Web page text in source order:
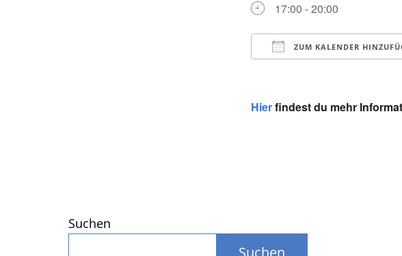
17:00 - 20:00
ZUM KALENDER
Hierfindest du mehr
Suchen
Suchen